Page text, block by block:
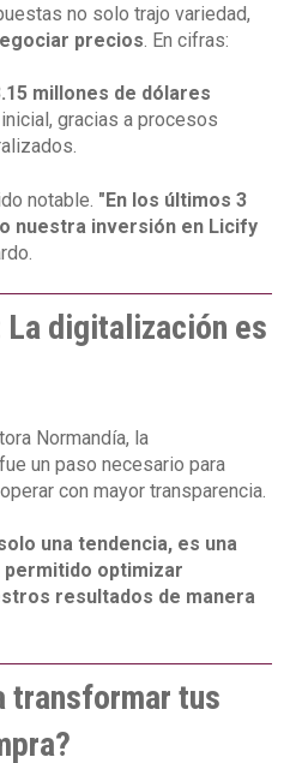
no solo trajo variedad,
precios. En cifras:
millones de dólares
gracias a procesos
notable. "En los últimos 3
nuestra inversión en Licify
La digitalización es
Normandía, la
un paso necesario para
con mayor transparencia.
una tendencia, es una
permitido optimizar
resultados de manera
transformar tus